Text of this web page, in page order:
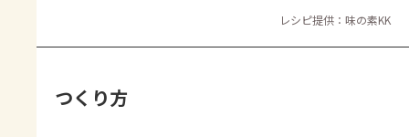
レシピ提供：味の素KK
つくり方